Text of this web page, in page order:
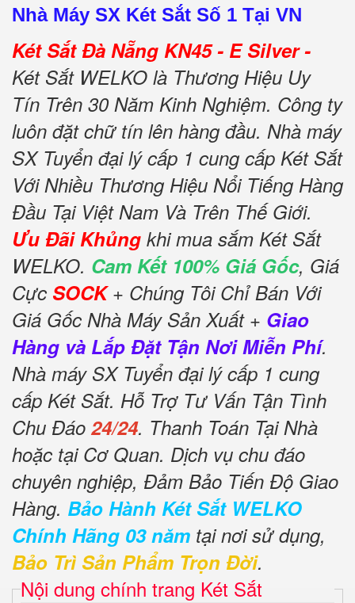
Nhà Máy SX Két Sắt Số 1 Tại VN
Két Sắt Đà Nẵng KN45 - E Silver -
Két Sắt WELKO là Thương Hiệu Uy
Tín Trên 30 Năm Kinh Nghiệm. Công ty
luôn đặt chữ tín lên hàng đầu. Nhà máy
SX Tuyển đại lý cấp 1 cung cấp Két Sắt
Với Nhiều Thương Hiệu Nổi Tiếng Hàng
Đầu Tại Việt Nam Và Trên Thế Giới.
Ưu Đãi Khủng khi mua sắm Két Sắt
WELKO. Cam Kết 100% Giá Gốc, Giá
Cực SOCK+ Chúng Tôi Chỉ Bán Với
Giá Gốc Nhà Máy Sản Xuất + Giao
Hàng và Lắp Đặt Tận Nơi Miễn Phí.
Nhà máy SX Tuyển đại lý cấp 1 cung
cấp Két Sắt. Hỗ Trợ Tư Vấn Tận Tình
Chu Đáo 24/24. Thanh Toán Tại Nhà
hoặc tại Cơ Quan. Dịch vụ chu đáo
chuyên nghiệp, Đảm Bảo Tiến Độ Giao
Hàng. Bảo Hành Két Sắt WELKO
Chính Hãng 03 năm tại nơi sử dụng,
Bảo Trì Sản Phẩm Trọn Đời.
Nội dung chính trang Két Sắt